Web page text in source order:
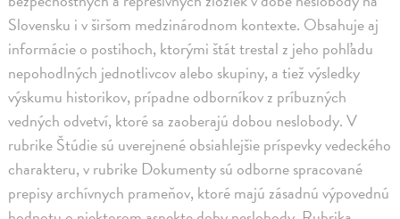
Slovensku i v širšom medzinárodnom kontexte. Obsahuje aj
informácie o postihoch, ktorými štát trestal z jeho pohľadu
nepohodlných jednotlivcov alebo skupiny, a tiež výsledky
výskumu historikov, prípadne odborníkov z príbuzných
vedných odvetví, ktoré sa zaoberajú dobou neslobody. V
rubrike Štúdie sú uverejnené obsiahlejšie príspevky vedeckého
charakteru, v rubrike Dokumenty sú odborne spracované
prepisy archívnych prameňov, ktoré majú zásadnú výpovednú